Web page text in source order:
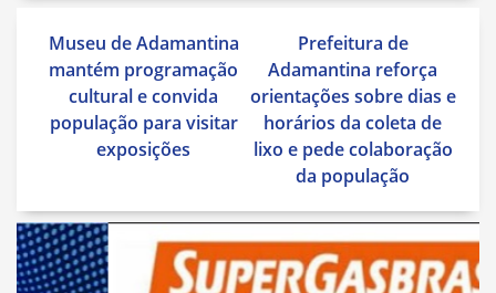
Navegação
de
Post
Museu de Adamantina
mantém programação
cultural e convida
população para visitar
exposições
Prefeitura de
Adamantina reforça
orientações sobre dias e
horários da coleta de
lixo e pede colaboração
da população